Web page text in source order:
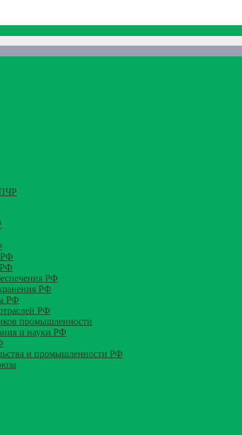
РФ
РФ
РФ
РФ
РФ
промышленности
и науки РФ
и промышленности РФ